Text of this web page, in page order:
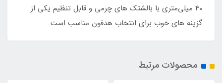
40 میلی‌متری با بالشتک های چرمی و قابل تنظیم یکی از
گزینه های خوب برای انتخاب هدفون مناسب است.
محصولات مرتبط